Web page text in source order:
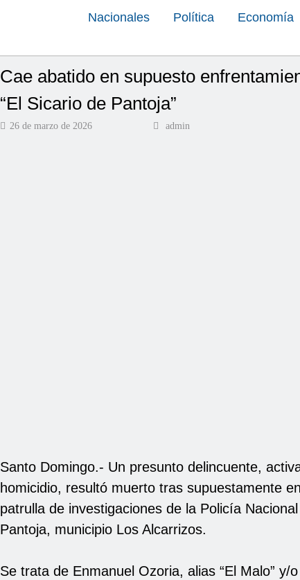
Nacionales Política Economía
Cae abatido en supuesto
“El Sicario de Pantoja”
26 de marzo de 2026 admin
Santo Domingo.- Un presunto delincuente,
homicidio, resultó muerto tras supuestamente
patrulla de investigaciones de la Policía
Pantoja, municipio Los Alcarrizos.
Se trata de Enmanuel Ozoria, alias “El Malo” y/